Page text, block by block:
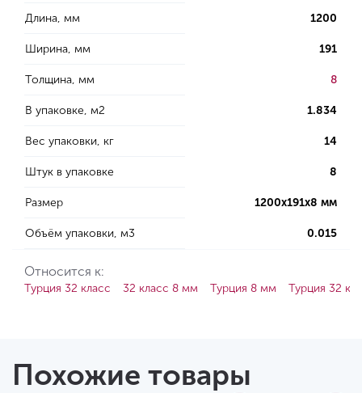
Длина, мм 1200
Ширина, мм 191
Толщина, мм 8
В упаковке, м2 1.834
Вес упаковки, кг 14
Штук в упаковке 8
Размер 1200х191х8 мм
Объём упаковки, м3 0.015
Относится к:
Турция 32 класс 32 класс 8 мм Турция 8 мм Турция 32
Похожие товары